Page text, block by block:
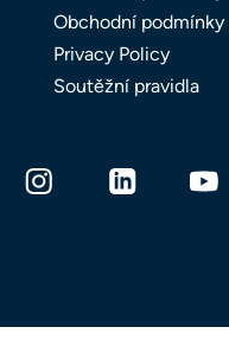
Obchodní
Privacy Policy
Soutěžní pravidla